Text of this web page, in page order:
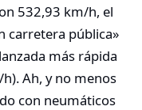
532,93 km/h, el
carretera pública»
más rápida
Ah, y no menos
con neumáticos